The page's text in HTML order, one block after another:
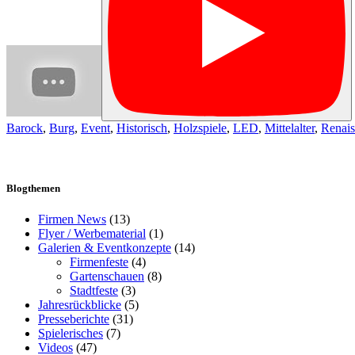
Barock, Burg, Event, Historisch, Holzspiele, LED, Mittelalter,
Blogthemen
Firmen News (13)
Flyer / Werbematerial (1)
Galerien & Eventkonzepte (14)
Firmenfeste (4)
Gartenschauen (8)
Stadtfeste (3)
Jahresrückblicke (5)
Presseberichte (31)
Spielerisches (7)
Videos (47)